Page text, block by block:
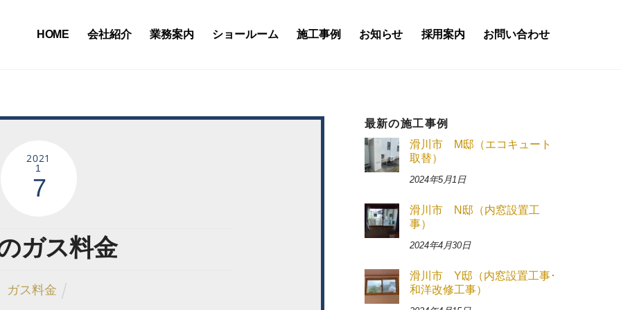
HOME 会社紹介 業務案内 ショールーム 施工事例 お知らせ 採用案内 お問い合わせ
2021
1
7
ガス料金
ガス料金
最新の施工事例
滑川市 M邸（エコキュート
取替）
2024年5月1日
滑川市 N邸（内窓設置工
事）
2024年4月30日
滑川市 Y邸（内窓設置工事･
和洋改修工事）